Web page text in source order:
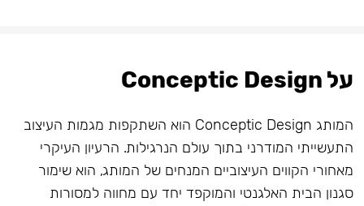
על Conceptic Design
המותג Conceptic Design הוא השתקפות מגמות העיצוב
התעשייתי המודרני בתוך עולם הנרגילות. הרעיון העיקרי
מאחורי הקווים העיצוביים המנחים של המותג, הוא שימור
סגנון הבית האלגנטי והמוקפד יחד עם מחווה למסורות